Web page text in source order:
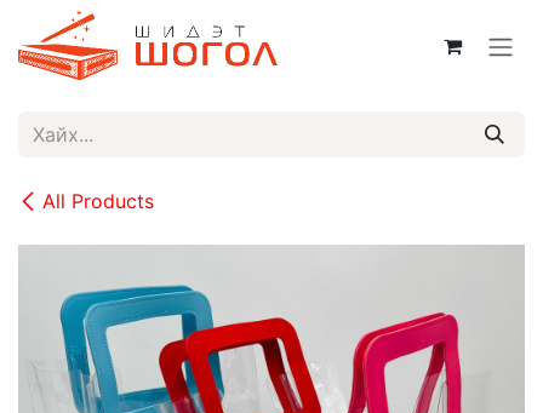
Skip to Content
All Products